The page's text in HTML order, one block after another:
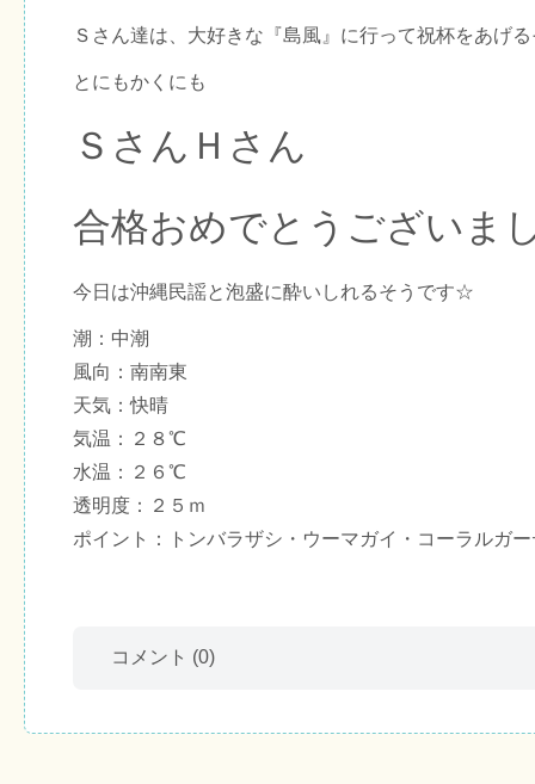
Ｓさん達は、大好きな『島風』に行って祝杯をあげ
とにもかくにも
ＳさんＨさん
合格おめでとうございま
今日は沖縄民謡と泡盛に酔いしれるそうです☆
潮：中潮
風向：南南東
天気：快晴
気温：２８℃
水温：２６℃
透明度：２５ｍ
ポイント：トンバラザシ・ウーマガイ・コーラルガ
コメント (0)